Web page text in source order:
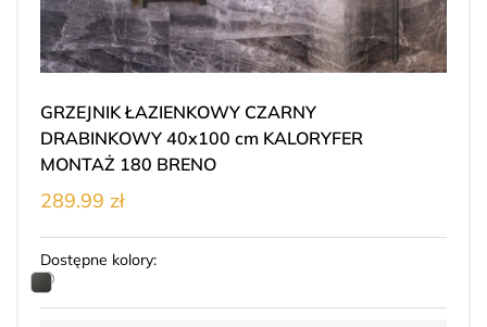
GRZEJNIK ŁAZIENKOWY CZARNY
DRABINKOWY 40x100 cm KALORYFER
MONTAŻ 180 BRENO
289.99 zł
Dostępne kolory: